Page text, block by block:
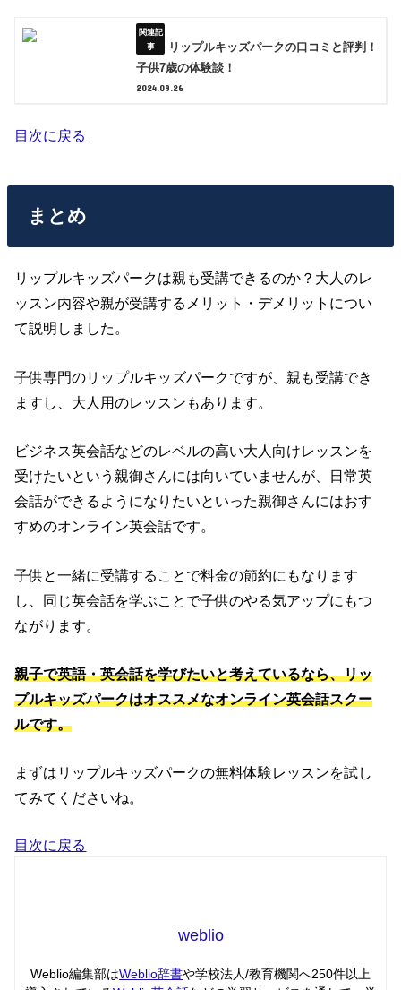
リップルキッズパークの口コミと評判！
子供7歳の体験談！
2024.09.26
目次に戻る
まとめ
リップルキッズパークは親も受講できるのか？大人のレ
ッスン内容や親が受講するメリット・デメリットについ
て説明しました。
子供専門のリップルキッズパークですが、親も受講でき
ますし、大人用のレッスンもあります。
ビジネス英会話などのレベルの高い大人向けレッスンを
受けたいという親御さんには向いていませんが、日常英
会話ができるようになりたいといった親御さんにはおす
すめのオンライン英会話です。
子供と一緒に受講することで料金の節約にもなります
し、同じ英会話を学ぶことで子供のやる気アップにもつ
ながります。
親子で英語・英会話を学びたいと考えているなら、リッ
プルキッズパークはオススメなオンライン英会話スクー
ルです。
まずはリップルキッズパークの無料体験レッスンを試し
てみてくださいね。
目次に戻る
weblio
Weblio編集部はWeblio辞書や学校法人/教育機関へ250件以上